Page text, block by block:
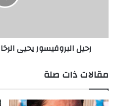
رحيل البروفيسور يحيى
مقالات ذات صلة